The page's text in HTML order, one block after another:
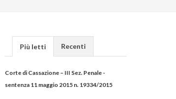
Più letti Recenti
Corte di Cassazione – III Sez. Penale -
sentenza 11 maggio 2015 n. 19334/2015